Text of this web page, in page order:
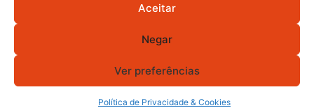
Aceitar
Negar
Ver preferências
Política de Privacidade & Cookies
QUERO ADERIR
Política de Privacidade
© 2026 GA! Todos os direitos reservados.